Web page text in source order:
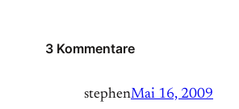
3 Kommentare
stephenMai 16, 2009